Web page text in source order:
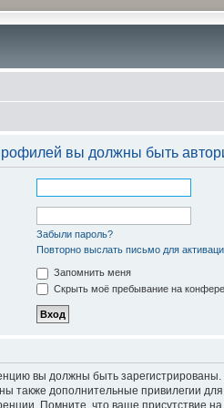
вы должны быть
Забыли пароль?
Повторно выслать письмо для
Запомнить меня
Скрыть моё пребывание на
вы должны быть
также дополнительные привилегии
Помните, что ваше присутствие